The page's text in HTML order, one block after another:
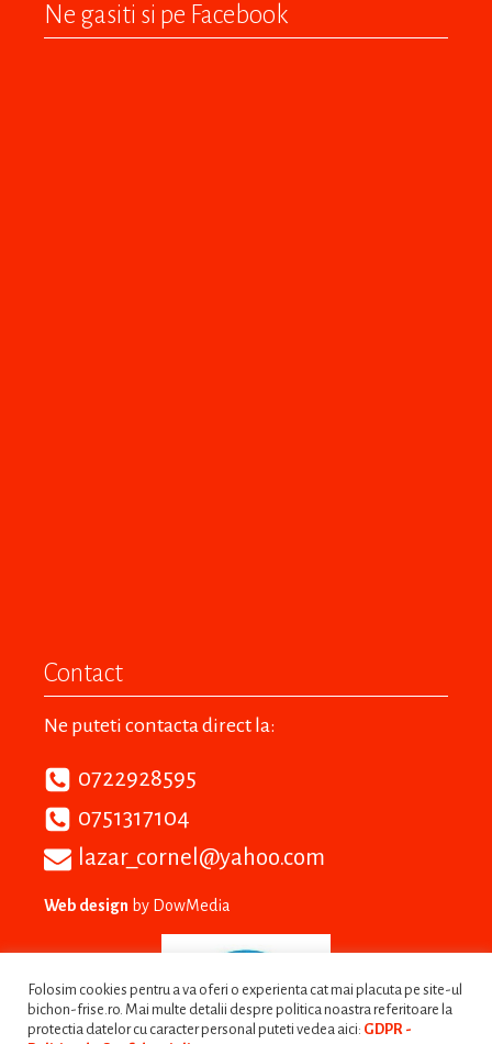
Ne gasiti si pe Facebook
Contact
Ne puteti contacta direct la:
0722928595
0751317104
lazar_cornel@yahoo.com
Web design by DowMedia
Folosim cookies pentru a va oferi o experienta cat mai placuta pe site-ul
bichon-frise.ro. Mai multe detalii despre politica noastra referitoare la
protectia datelor cu caracter personal puteti vedea aici: GDPR -